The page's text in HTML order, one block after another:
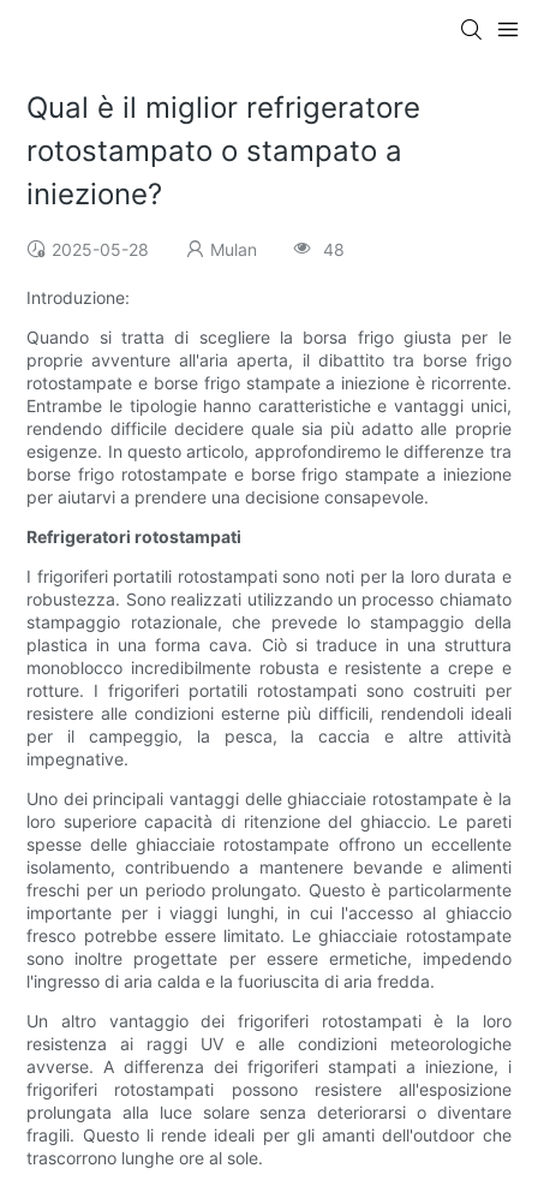
Qual è il miglior refrigeratore
rotostampato o stampato a
iniezione?
2025-05-28 Mulan 48
Introduzione:
Quando si tratta di scegliere la borsa frigo giusta per le
proprie avventure all'aria aperta, il dibattito tra borse frigo
rotostampate e borse frigo stampate a iniezione è ricorrente.
Entrambe le tipologie hanno caratteristiche e vantaggi unici,
rendendo difficile decidere quale sia più adatto alle proprie
esigenze. In questo articolo, approfondiremo le differenze tra
borse frigo rotostampate e borse frigo stampate a iniezione
per aiutarvi a prendere una decisione consapevole.
Refrigeratori rotostampati
I frigoriferi portatili rotostampati sono noti per la loro durata e
robustezza. Sono realizzati utilizzando un processo chiamato
stampaggio rotazionale, che prevede lo stampaggio della
plastica in una forma cava. Ciò si traduce in una struttura
monoblocco incredibilmente robusta e resistente a crepe e
rotture. I frigoriferi portatili rotostampati sono costruiti per
resistere alle condizioni esterne più difficili, rendendoli ideali
per il campeggio, la pesca, la caccia e altre attività
impegnative.
Uno dei principali vantaggi delle ghiacciaie rotostampate è la
loro superiore capacità di ritenzione del ghiaccio. Le pareti
spesse delle ghiacciaie rotostampate offrono un eccellente
isolamento, contribuendo a mantenere bevande e alimenti
freschi per un periodo prolungato. Questo è particolarmente
importante per i viaggi lunghi, in cui l'accesso al ghiaccio
fresco potrebbe essere limitato. Le ghiacciaie rotostampate
sono inoltre progettate per essere ermetiche, impedendo
l'ingresso di aria calda e la fuoriuscita di aria fredda.
Un altro vantaggio dei frigoriferi rotostampati è la loro
resistenza ai raggi UV e alle condizioni meteorologiche
avverse. A differenza dei frigoriferi stampati a iniezione, i
frigoriferi rotostampati possono resistere all'esposizione
prolungata alla luce solare senza deteriorarsi o diventare
fragili. Questo li rende ideali per gli amanti dell'outdoor che
trascorrono lunghe ore al sole.